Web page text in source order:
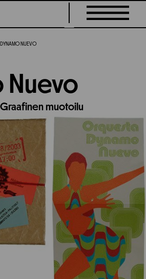
DYNAMO NUEVO
Nuevo
Graafinen muotoilu